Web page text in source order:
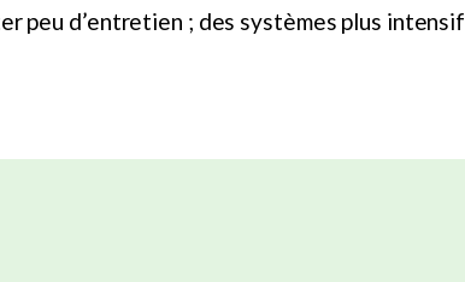
peu d’entretien ; des systèmes plus